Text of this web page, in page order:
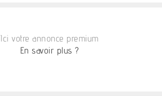
Ici votre annonce premium
En savoir plus ?